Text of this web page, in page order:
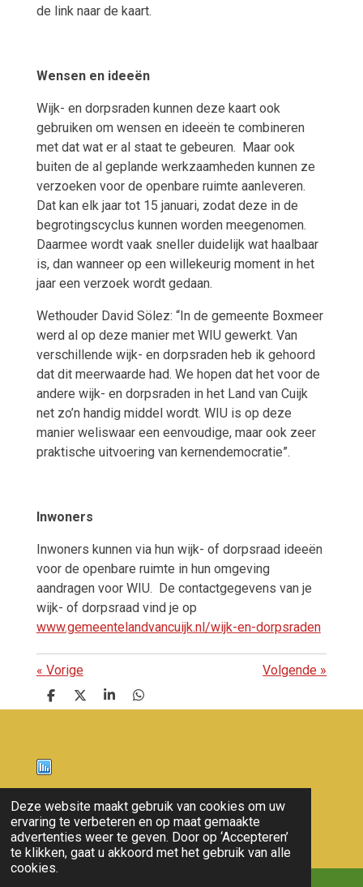
Deze website maakt gebruik van cookies om uw
ervaring te verbeteren en op maat gemaakte
advertenties weer te geven. Door op ‘Accepteren’
te klikken, gaat u akkoord met het gebruik van alle
cookies.
de link naar de kaart.
Wensen en ideeën
Wijk- en dorpsraden kunnen deze kaart ook
gebruiken om wensen en ideeën te combineren
met dat wat er al staat te gebeuren. Maar ook
buiten de al geplande werkzaamheden kunnen ze
verzoeken voor de openbare ruimte aanleveren.
Dat kan elk jaar tot 15 januari, zodat deze in de
begrotingscyclus kunnen worden meegenomen.
Daarmee wordt vaak sneller duidelijk wat haalbaar
is, dan wanneer op een willekeurig moment in het
jaar een verzoek wordt gedaan.
Wethouder David Sölez: “In de gemeente Boxmeer
werd al op deze manier met WIU gewerkt. Van
verschillende wijk- en dorpsraden heb ik gehoord
dat dit meerwaarde had. We hopen dat het voor de
andere wijk- en dorpsraden in het Land van Cuijk
net zo’n handig middel wordt. WIU is op deze
manier weliswaar een eenvoudige, maar ook zeer
praktische uitvoering van kernendemocratie”.
Inwoners
Inwoners kunnen via hun wijk- of dorpsraad ideeën
voor de openbare ruimte in hun omgeving
aandragen voor WIU. De contactgegevens van je
wijk- of dorpsraad vind je op
www.gemeentelandvancuijk.nl/wijk-en-dorpsraden
« Vorige Volgende »
D
e
D
e
S
h
D
e
Nieuws
© 2011 - 2026 overloon nieuws